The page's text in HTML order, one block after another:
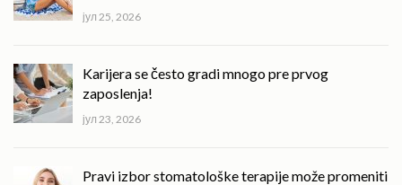
јул 25, 2026
Karijera se često gradi mnogo pre prvog
zaposlenja!
јул 23, 2026
Pravi izbor stomatološke terapije može promeniti